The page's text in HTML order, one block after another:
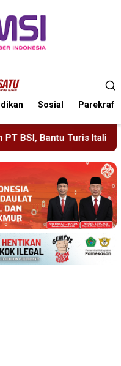
Sosial Parekraf
Merah Banyuwangi